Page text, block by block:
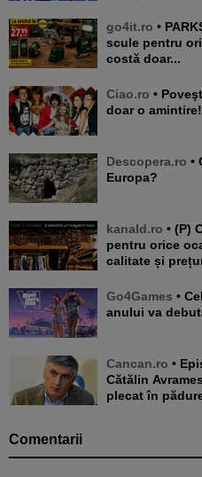
go4it.ro • PARKSIDE aduce în LIDL TOP 7
scule pentru
costă doar...
Ciao.ro • Poveştile de iubire care au rămas
doar o
Descopera.ro • Care este cel mai vechi pod din
Europa?
kanald.ro • (P) Cauți idei de cadouri rafinate
pentru orice
calitate și
Go4Games • Cel mai așteptat joc video al
anului va
Cancan.ro • Episodul extrem din dosarul lui
Cătălin
plecat în
Comentarii